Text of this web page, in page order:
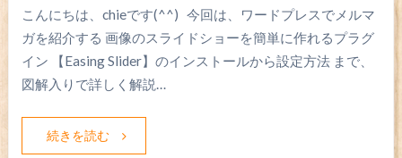
こんにちは、chieです(^^) 今回は、ワードプレスでメルマ
ガを紹介する 画像のスライドショーを簡単に作れるプラグ
イン 【Easing Slider】のインストールから設定方法 まで、
図解入りで詳しく解説…
続きを読む